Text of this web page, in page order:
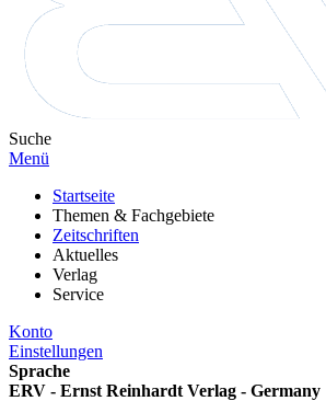
Suche
Menü
Startseite
Themen & Fachgebiete
Zeitschriften
Aktuelles
Verlag
Service
Konto
Einstellungen
Sprache
ERV - Ernst Reinhardt Verlag - Germany